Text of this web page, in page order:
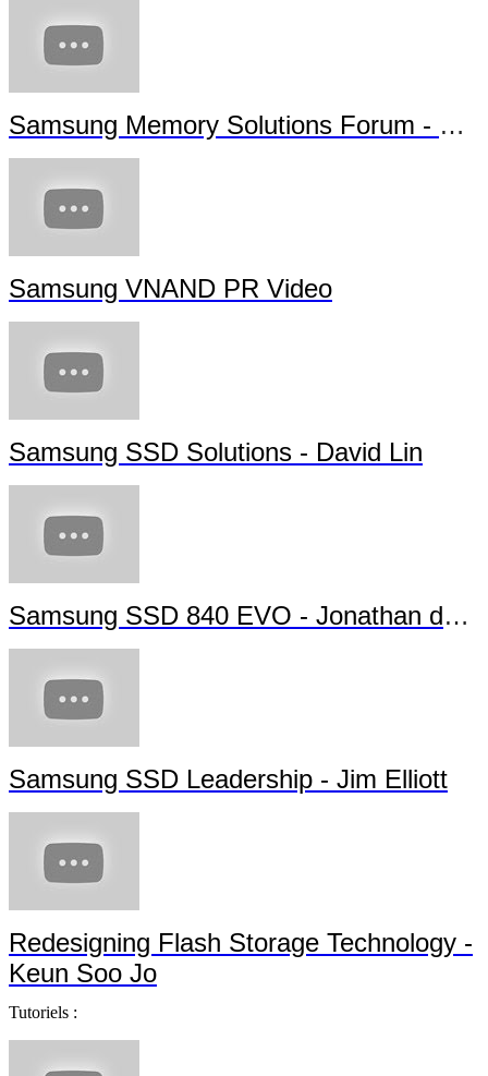
Samsung Memory Solutions Forum -
Samsung VNAND PR Video
Samsung SSD Solutions - David Lin
Samsung SSD 840 EVO - Jonathan da
Samsung SSD Leadership - Jim Elliott
Redesigning Flash Storage Technology -
Keun Soo Jo
Tutoriels :